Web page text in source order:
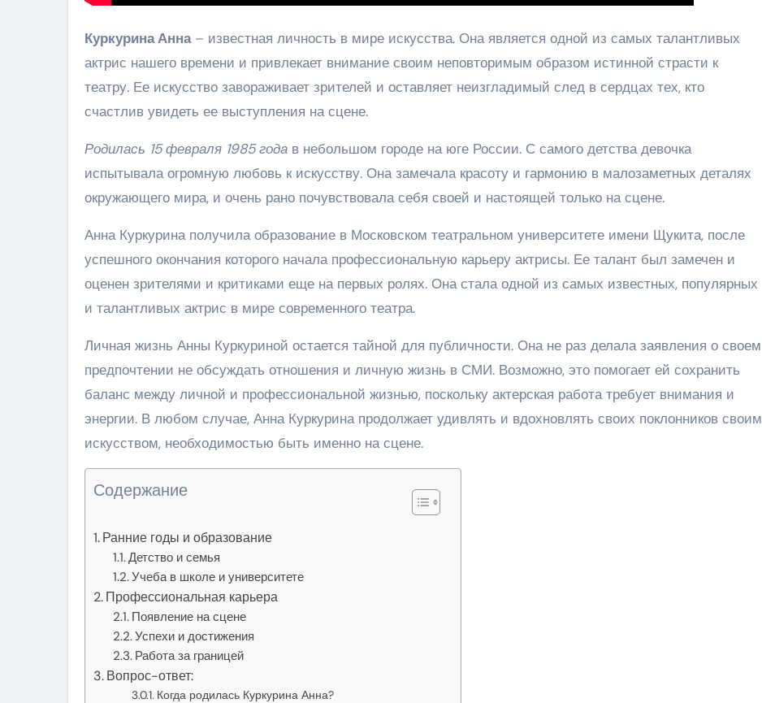
Куркурина Анна– известная личность в мире искусства. Она является одной из самых талантливых
актрис нашего времени и привлекает внимание своим неповторимым образом истинной страсти к
театру. Ее искусство завораживает зрителей и оставляет неизгладимый след в сердцах тех, кто
счастлив увидеть ее выступления на сцене.
Родилась 15 февраля 1985 года в небольшом городе на юге России. С самого детства девочка
испытывала огромную любовь к искусству. Она замечала красоту и гармонию в малозаметных деталях
окружающего мира, и очень рано почувствовала себя своей и настоящей только на сцене.
Анна Куркурина получила образование в Московском театральном университете имени Щукита, после
успешного окончания которого начала профессиональную карьеру актрисы. Ее талант был замечен и
оценен зрителями и критиками еще на первых ролях. Она стала одной из самых известных, популярных
и талантливых актрис в мире современного театра.
Личная жизнь Анны Куркуриной остается тайной для публичности. Она не раз делала заявления о своем
предпочтении не обсуждать отношения и личную жизнь в СМИ. Возможно, это помогает ей сохранить
баланс между личной и профессиональной жизнью, поскольку актерская работа требует внимания и
энергии. В любом случае, Анна Куркурина продолжает удивлять и вдохновлять своих поклонников своим
искусством, необходимостью быть именно на сцене.
Содержание
Ранние годы и образование
Детство и семья
Учеба в школе и университете
Профессиональная карьера
Появление на сцене
Успехи и достижения
Работа за границей
Вопрос-ответ:
Когда родилась Куркурина Анна?